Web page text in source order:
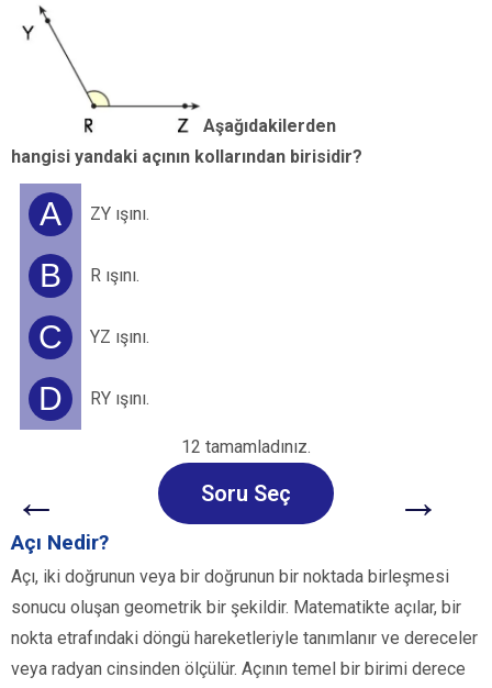
Aşağıdakilerden
hangisi yandaki açının kollarından birisidir?
A ZY ışını.
B R ışını.
C YZ ışını.
D RY ışını.
12 tamamladınız.
← Soru Seç →
Açı Nedir?
Açı, iki doğrunun veya bir doğrunun bir noktada birleşmesi
sonucu oluşan geometrik bir şekildir. Matematikte açılar, bir
nokta etrafındaki döngü hareketleriyle tanımlanır ve dereceler
veya radyan cinsinden ölçülür. Açının temel bir birimi derece